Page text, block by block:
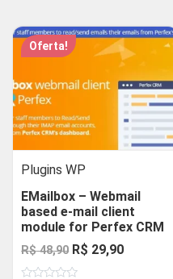
R$ 48,90.R$ 29,90.
Oferta!
Plugins WP
EMailbox – Webmail
based e-mail client
module for Perfex CRM
R$48,90 O
preço
R$ 29,90O